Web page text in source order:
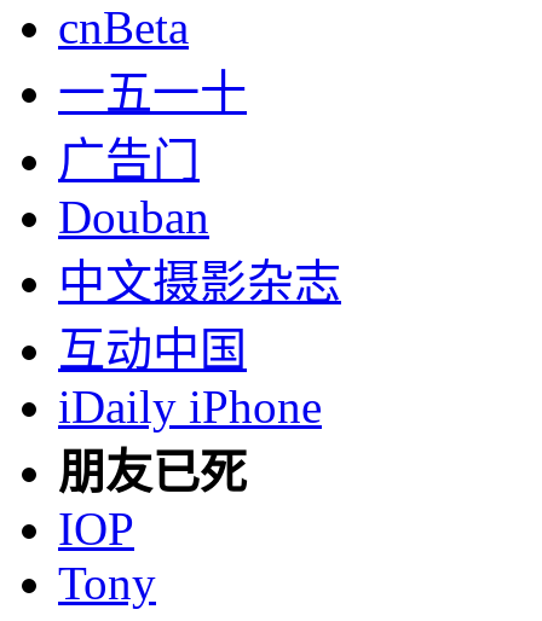
cnBeta
一五一十
广告门
Douban
中文摄影杂志
互动中国
iDaily iPhone
朋友已死
IOP
Tony